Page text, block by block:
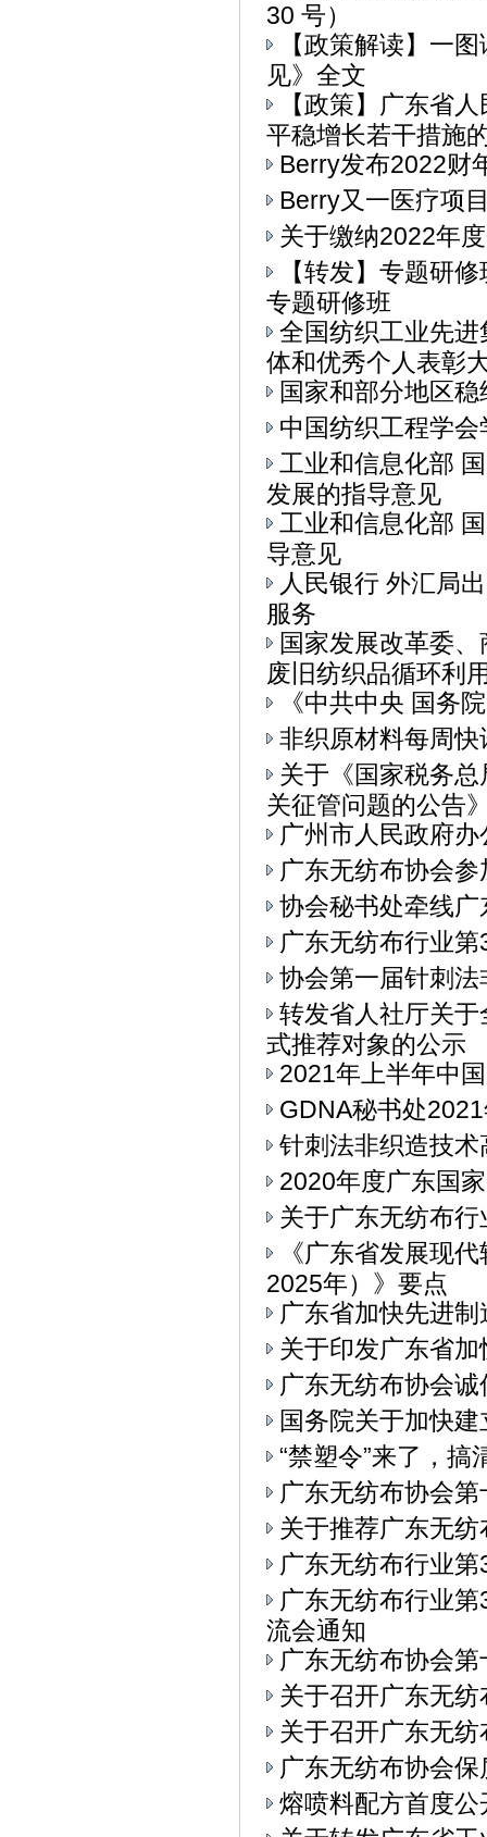
30 号）
【政策解读】一
见》全文
【政策】广东省
平稳增长若干措施
Berry发布2022财
Berry又一医疗项
关于缴纳2022年
【转发】专题研
专题研修班
全国纺织工业先
体和优秀个人表彰
国家和部分地区
中国纺织工程学
工业和信息化部
发展的指导意见
工业和信息化部
导意见
人民银行 外汇局
服务
国家发展改革委
废旧纺织品循环利
《中共中央 国务
非织原材料每周快
关于《国家税务
关征管问题的公告
广州市人民政府
广东无纺布协会参
协会秘书处牵线
广东无纺布行业
协会第一届针刺
转发省人社厅关
式推荐对象的公示
2021年上半年中
GDNA秘书处
针刺法非织造技
2020年度广东国
关于广东无纺布
《广东省发展现
2025年）》要点
广东省加快先进
关于印发广东省
广东无纺布协会
国务院关于加快
“禁塑令”来了，
广东无纺布协会
关于推荐广东无
广东无纺布行业
广东无纺布行业
流会通知
广东无纺布协会
关于召开广东无
关于召开广东无
广东无纺布协会
熔喷料配方首度